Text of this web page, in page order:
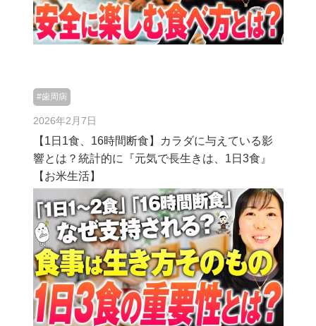
#歯周病
2026年2月7日
【1日1食、16時間断食】カラダに与えている影
響とは？統計的に『元気で長生きは、1日3食』
【お米生活】